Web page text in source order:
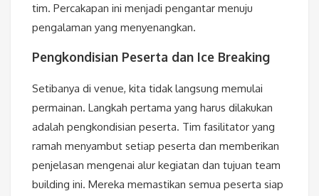
tim. Percakapan ini menjadi pengantar menuju
pengalaman yang menyenangkan.
Pengkondisian Peserta dan Ice Breaking
Setibanya di venue, kita tidak langsung memulai
permainan. Langkah pertama yang harus dilakukan
adalah pengkondisian peserta. Tim fasilitator yang
ramah menyambut setiap peserta dan memberikan
penjelasan mengenai alur kegiatan dan tujuan team
building ini. Mereka memastikan semua peserta siap